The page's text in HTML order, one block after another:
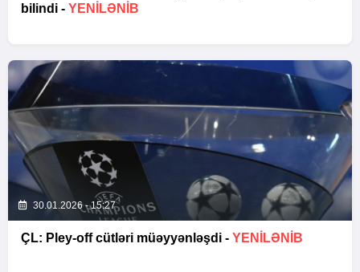
bilindi - YENİLƏNİB
30.01.2026 - 15:27
ÇL: Pley-off cütləri müəyyənləşdi - YENİLƏNİB